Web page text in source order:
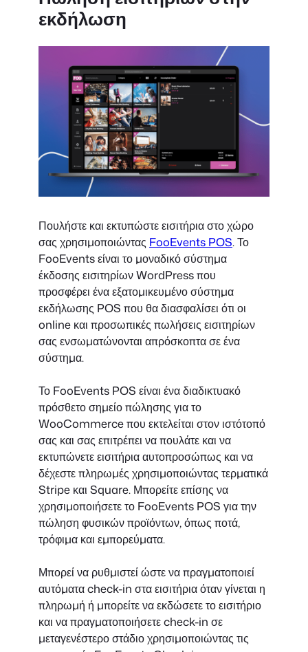
εκδήλωση
Πουλήστε και εκτυπώστε εισιτήρια στο χώρο
σας χρησιμοποιώντας FooEvents POS. Το
FooEvents είναι το μοναδικό σύστημα
έκδοσης εισιτηρίων WordPress που
προσφέρει ένα εξατομικευμένο σύστημα
εκδήλωσης POS που θα διασφαλίσει ότι οι
online και προσωπικές πωλήσεις εισιτηρίων
σας ενσωματώνονται απρόσκοπτα σε ένα
σύστημα.
Το FooEvents POS είναι ένα διαδικτυακό
πρόσθετο σημείο πώλησης για το
WooCommerce που εκτελείται στον ιστότοπό
σας και σας επιτρέπει να πουλάτε και να
εκτυπώνετε εισιτήρια αυτοπροσώπως και να
δέχεστε πληρωμές χρησιμοποιώντας τερματικά
Stripe και Square. Μπορείτε επίσης να
χρησιμοποιήσετε το FooEvents POS για την
πώληση φυσικών προϊόντων, όπως ποτά,
τρόφιμα και εμπορεύματα.
Μπορεί να ρυθμιστεί ώστε να πραγματοποιεί
αυτόματα check-in στα εισιτήρια όταν γίνεται η
πληρωμή ή μπορείτε να εκδώσετε το εισιτήριο
και να πραγματοποιήσετε check-in σε
μεταγενέστερο στάδιο χρησιμοποιώντας τις